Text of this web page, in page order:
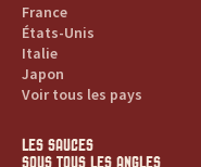
France
États-Unis
Italie
Japon
Voir tous les pays
LES SAUCES
SOUS TOUS LES ANGLES